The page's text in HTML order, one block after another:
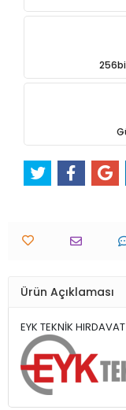
Ürün Açıklaması
EYK TEKNİK HIRDAVAT